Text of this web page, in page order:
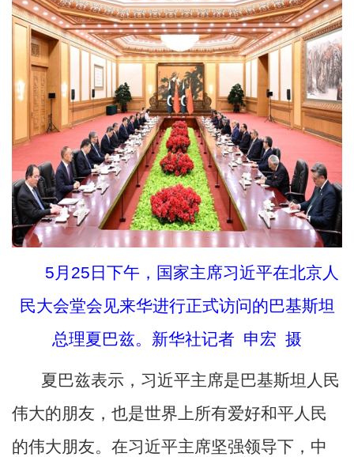
5月25日下午，国家主席习近平在北京人
民大会堂会见来华进行正式访问的巴基斯坦
总理夏巴兹。新华社记者 申宏 摄
夏巴兹表示，习近平主席是巴基斯坦人民
伟大的朋友，也是世界上所有爱好和平人民
的伟大朋友。在习近平主席坚强领导下，中